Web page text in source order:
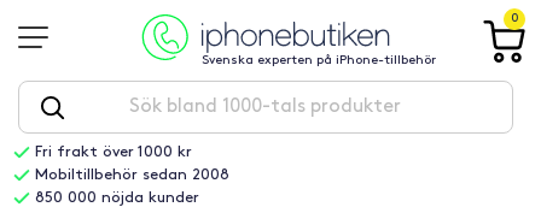
Svenska experten på iPhone-tillbehör
0
Fri frakt över 1000 kr
Mobiltillbehör sedan 2008
850 000 nöjda kunder